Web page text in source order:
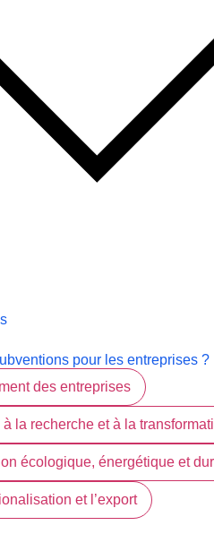
pour les entreprises ?
des entreprises
la recherche et à la
écologique, énergétique et
et l’export